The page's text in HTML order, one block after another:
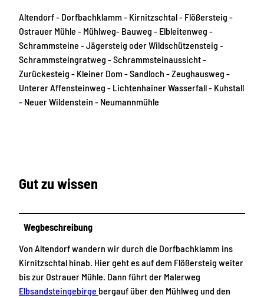
Altendorf - Dorfbachklamm - Kirnitzschtal - Flößersteig -
Ostrauer Mühle - Mühlweg- Bauweg - Elbleitenweg -
Schrammsteine - Jägersteig oder Wildschützensteig -
Schrammsteingratweg - Schrammsteinaussicht -
Zurückesteig - Kleiner Dom - Sandloch - Zeughausweg -
Unterer Affensteinweg - Lichtenhainer Wasserfall - Kuhstall
- Neuer Wildenstein - Neumannmühle
Gut zu wissen
Wegbeschreibung
Von Altendorf wandern wir durch die Dorfbachklamm ins
Kirnitzschtal hinab. Hier geht es auf dem Flößersteig weiter
bis zur Ostrauer Mühle. Dann führt der Malerweg
Elbsandsteingebirge bergauf über den Mühlweg und den